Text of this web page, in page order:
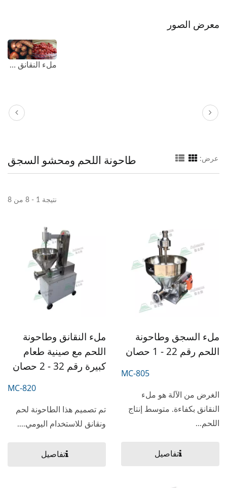
معرض الصور
ملء النقانق وطاحونة اللحم
طاحونة اللحم ومحشو السجق عرض:
نتيجة 1 - 8 من 8
ملء السجق وطاحونة
اللحم رقم 22 - 1 حصان
MC-805
الغرض من الآلة هو ملء
النقانق بكفاءة. متوسط إنتاج
اللحم...
تفاصيل
ملء النقانق وطاحونة
اللحم مع صينية طعام
كبيرة رقم 32 - 2 حصان
MC-820
تم تصميم هذا الطاحونة لحم
ونقانق للاستخدام اليومي....
تفاصيل